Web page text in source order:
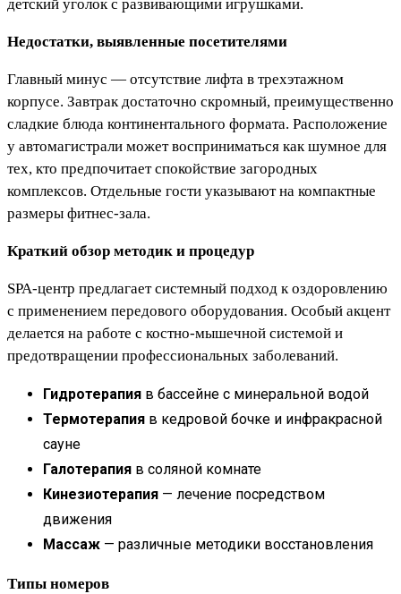
детский уголок с развивающими игрушками.
Недостатки, выявленные посетителями
Главный минус — отсутствие лифта в трехэтажном
корпусе. Завтрак достаточно скромный, преимущественно
сладкие блюда континентального формата. Расположение
у автомагистрали может восприниматься как шумное для
тех, кто предпочитает спокойствие загородных
комплексов. Отдельные гости указывают на компактные
размеры фитнес-зала.
Краткий обзор методик и процедур
SPA-центр предлагает системный подход к оздоровлению
с применением передового оборудования. Особый акцент
делается на работе с костно-мышечной системой и
предотвращении профессиональных заболеваний.
Гидротерапия в бассейне с минеральной водой
Термотерапия в кедровой бочке и инфракрасной
сауне
Галотерапия в соляной комнате
Кинезиотерапия — лечение посредством
движения
Массаж — различные методики восстановления
Типы номеров